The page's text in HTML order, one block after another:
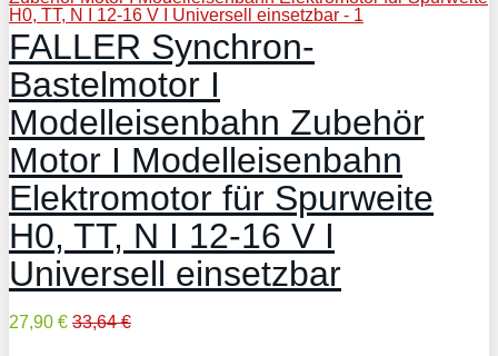
FALLER Synchron-
Bastelmotor I
Modelleisenbahn Zubehör
Motor I Modelleisenbahn
Elektromotor für Spurweite
H0, TT, N I 12-16 V I
Universell einsetzbar
27,90 € 33,64 €